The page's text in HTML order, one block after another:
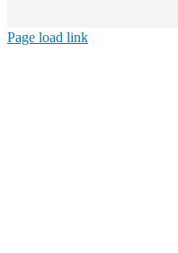
Page load link